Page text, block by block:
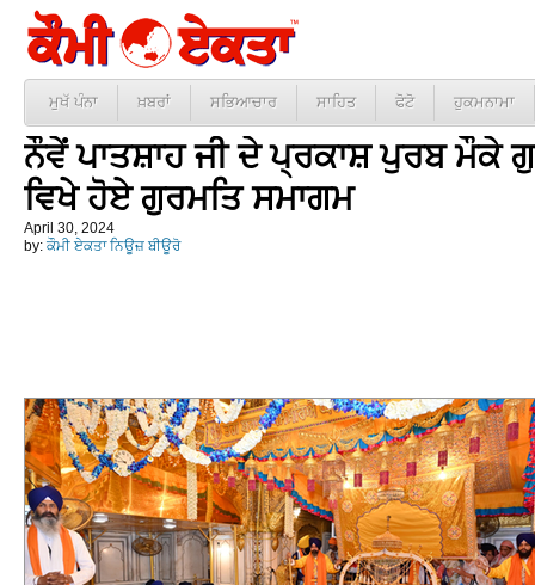
ਮੁਖੱ ਪੰਨਾ ਖ਼ਬਰਾਂ ਸਭਿਆਚਾਰ ਸਾਹਿਤ ਫੋਟੋ ਹੁਕਮਨਾਮਾ
ਨੌਵੇਂ ਪਾਤਸ਼ਾਹ ਜੀ ਦੇ ਪ੍ਰਕਾਸ਼ ਪੁਰਬ ਮੌਕੇ
ਵਿਖੇ ਹੋਏ ਗੁਰਮਤਿ ਸਮਾਗਮ
April 30, 2024
by: ਕੌਮੀ ਏਕਤਾ ਨਿਊਜ਼ ਬੀਊਰੋ